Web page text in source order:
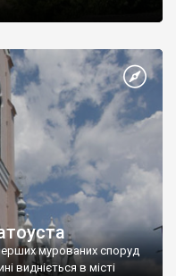
мурованих споруд
видніється в місті